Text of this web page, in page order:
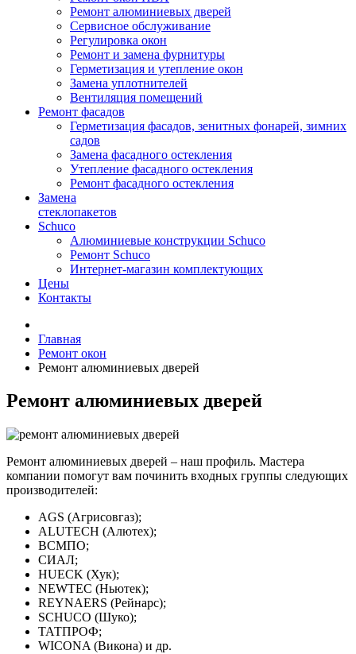
Ремонт алюминиевых дверей
Сервисное обслуживание
Регулировка окон
Ремонт и замена фурнитуры
Герметизация и утепление окон
Замена уплотнителей
Вентиляция помещений
Ремонт фасадов
Герметизация фасадов, зенитных фонарей, зимних
садов
Замена фасадного остекления
Утепление фасадного остекления
Ремонт фасадного остекления
Замена
стеклопакетов
Schuco
Алюминиевые конструкции Schuco
Ремонт Schuco
Интернет-магазин комплектующих
Цены
Контакты
Главная
Ремонт окон
Ремонт алюминиевых дверей
Ремонт алюминиевых дверей
Ремонт алюминиевых дверей – наш профиль. Мастера
компании помогут вам починить входных группы следующих
производителей:
AGS (Агрисовгаз);
ALUTECH (Алютех);
ВСМПО;
СИАЛ;
HUECK (Хук);
NEWTEC (Ньютек);
REYNAERS (Рейнарс);
SCHUCO (Шуко);
ТАТПРОФ;
WICONA (Викона) и др.